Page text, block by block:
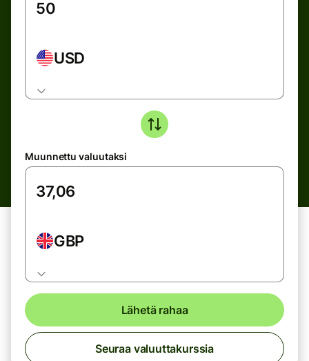
USD
Muunnettu valuutaksi
GBP
Lähetä rahaa
Seuraa valuuttakurssia